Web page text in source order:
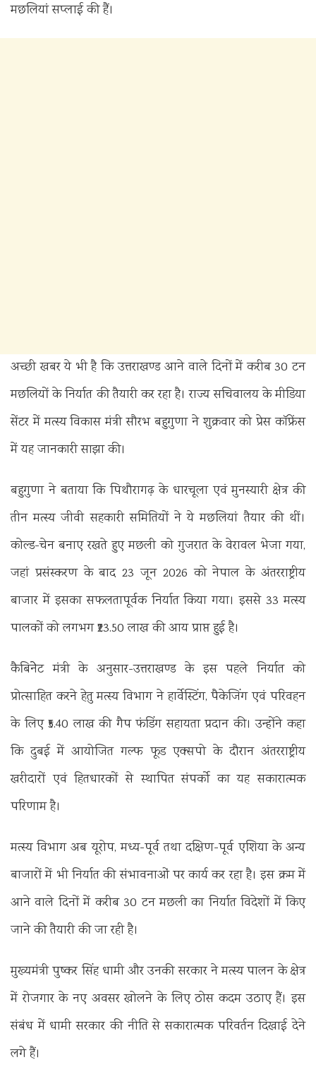
मछलियां सप्लाई की हैं।
अच्छी खबर ये भी है कि उत्तराखण्ड आने वाले दिनों में करीब 30 टन
मछलियों के निर्यात की तैयारी कर रहा है। राज्य सचिवालय के मीडिया
सेंटर में मत्स्य विकास मंत्री सौरभ बहुगुणा ने शुक्रवार को प्रेस काॅफ्रेंस
में यह जानकारी साझा की।
बहुगुणा ने बताया कि पिथौरागढ़ के धारचूला एवं मुनस्यारी क्षेत्र की
तीन मत्स्य जीवी सहकारी समितियों ने ये मछलियां तैयार की थीं।
कोल्ड-चेन बनाए रखते हुए मछली को गुजरात के वेरावल भेजा गया,
जहां प्रसंस्करण के बाद 23 जून 2026 को नेपाल के अंतरराष्ट्रीय
बाजार में इसका सफलतापूर्वक निर्यात किया गया। इससे 33 मत्स्य
पालकों को लगभग ₹23.50 लाख की आय प्राप्त हुई है।
कैबिनेेट मंत्री के अनुसार-उत्तराखण्ड के इस पहले निर्यात को
प्रोत्साहित करने हेतु मत्स्य विभाग ने हार्वेस्टिंग, पैकेजिंग एवं परिवहन
के लिए ₹5.40 लाख की गैप फंडिंग सहायता प्रदान की। उन्होंने कहा
कि दुबई में आयोजित गल्फ फूड एक्सपो के दौरान अंतरराष्ट्रीय
खरीदारों एवं हितधारकों से स्थापित संपर्को का यह सकारात्मक
परिणाम है।
मत्स्य विभाग अब यूरोप, मध्य-पूर्व तथा दक्षिण-पूर्व एशिया के अन्य
बाजारों में भी निर्यात की संभावनाओं पर कार्य कर रहा है। इस क्रम में
आने वाले दिनों में करीब 30 टन मछली का निर्यात विदेशों में किए
जाने की तैयारी की जा रही है।
मुख्यमंत्री पुष्कर सिंह धामी और उनकी सरकार ने मत्स्य पालन के क्षेत्र
में रोजगार के नए अवसर खोलने के लिए ठोस कदम उठाए हैं। इस
संबंध में धामी सरकार की नीति से सकारात्मक परिवर्तन दिखाई देने
लगे हैं।